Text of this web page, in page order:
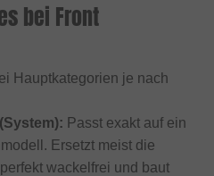
bei Front
Hauptkategorien je nach
Passt exakt auf ein
Ersetzt meist die
wackelfrei und baut